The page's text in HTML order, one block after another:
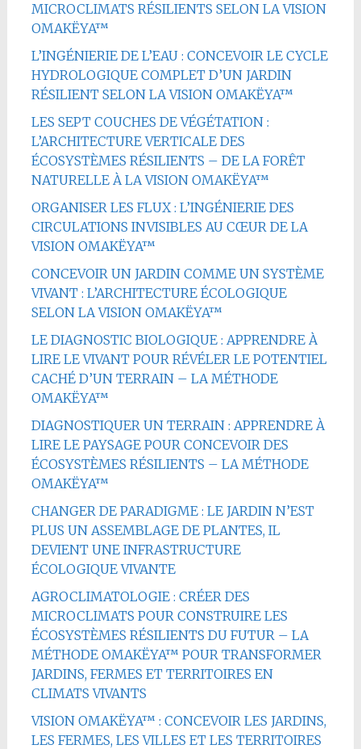
MICROCLIMATS RÉSILIENTS SELON LA VISION
OMAKËYA™
L’INGÉNIERIE DE L’EAU : CONCEVOIR LE CYCLE
HYDROLOGIQUE COMPLET D’UN JARDIN
RÉSILIENT SELON LA VISION OMAKËYA™
LES SEPT COUCHES DE VÉGÉTATION :
L’ARCHITECTURE VERTICALE DES
ÉCOSYSTÈMES RÉSILIENTS – DE LA FORÊT
NATURELLE À LA VISION OMAKËYA™
ORGANISER LES FLUX : L’INGÉNIERIE DES
CIRCULATIONS INVISIBLES AU CŒUR DE LA
VISION OMAKËYA™
CONCEVOIR UN JARDIN COMME UN SYSTÈME
VIVANT : L’ARCHITECTURE ÉCOLOGIQUE
SELON LA VISION OMAKËYA™
LE DIAGNOSTIC BIOLOGIQUE : APPRENDRE À
LIRE LE VIVANT POUR RÉVÉLER LE POTENTIEL
CACHÉ D’UN TERRAIN – LA MÉTHODE
OMAKËYA™
DIAGNOSTIQUER UN TERRAIN : APPRENDRE À
LIRE LE PAYSAGE POUR CONCEVOIR DES
ÉCOSYSTÈMES RÉSILIENTS – LA MÉTHODE
OMAKËYA™
CHANGER DE PARADIGME : LE JARDIN N’EST
PLUS UN ASSEMBLAGE DE PLANTES, IL
DEVIENT UNE INFRASTRUCTURE
ÉCOLOGIQUE VIVANTE
AGROCLIMATOLOGIE : CRÉER DES
MICROCLIMATS POUR CONSTRUIRE LES
ÉCOSYSTÈMES RÉSILIENTS DU FUTUR – LA
MÉTHODE OMAKËYA™ POUR TRANSFORMER
JARDINS, FERMES ET TERRITOIRES EN
CLIMATS VIVANTS
VISION OMAKËYA™ : CONCEVOIR LES JARDINS,
LES FERMES, LES VILLES ET LES TERRITOIRES